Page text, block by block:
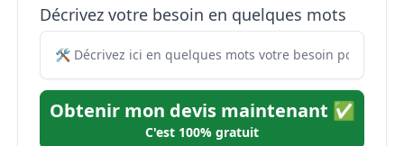
Décrivez votre besoin en quelques mots
Obtenir mon devis maintenant ✅
C'est 100% gratuit